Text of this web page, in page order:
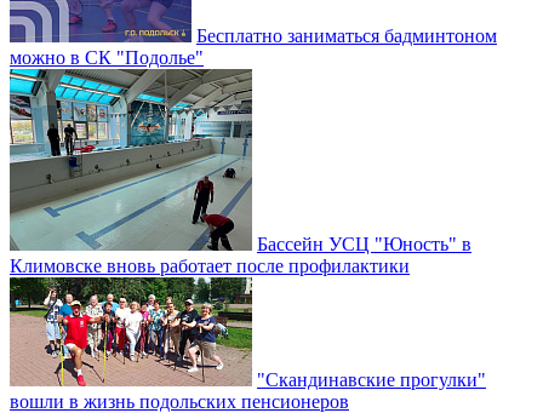
Бесплатно заниматься бадминтоном
можно в СК "Подолье"
Бассейн УСЦ "Юность" в
Климовске вновь работает после профилактики
"Скандинавские прогулки"
вошли в жизнь подольских пенсионеров